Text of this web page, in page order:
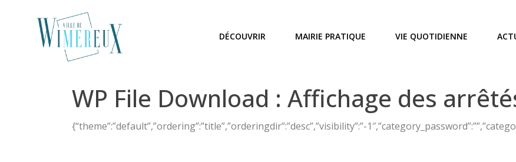
DÉCOUVRIR MAIRIE PRATIQUE VIE QUOTIDIENNE
WP File Download : Affichage des
{“theme”:”default”,”ordering”:”title”,”orderingdir”:”desc”,”visibility”:”-